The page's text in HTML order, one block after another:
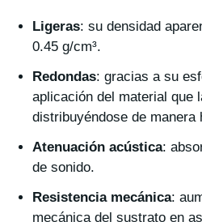
Ligeras: su densidad
0.45 g/cm³.
Redondas: gracias a su
aplicación del material que
distribuyéndose de manera
Atenuación acústica:
de sonido.
Resistencia mecánica:
mecánica del sustrato en